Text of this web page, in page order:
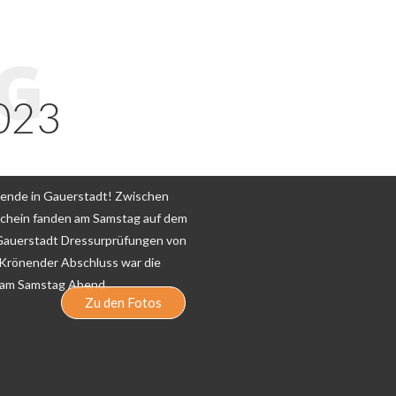
in Gauerstadt! Zwischen
fanden am Samstag auf dem
Dressurprüfungen von
Abschluss war die
Samstag Abend.
Zu den Fotos